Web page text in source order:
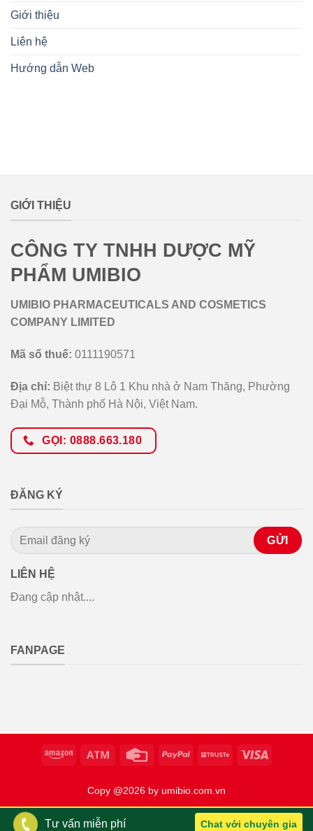
Giới thiệu
Liên hệ
Hướng dẫn Web
GIỚI THIỆU
CÔNG TY TNHH DƯỢC MỸ
PHẨM UMIBIO
UMIBIO PHARMACEUTICALS AND COSMETICS
COMPANY LIMITED
Mã số thuế: 0111190571
Địa chỉ: Biệt thự 8 Lô 1 Khu nhà ở Nam Thăng, Phường
Đại Mỗ, Thành phố Hà Nội, Việt Nam.
GỌI: 0888.663.180
ĐĂNG KÝ
LIÊN HỆ
Đang cập nhật....
FANPAGE
Copy @2026 by umibio.com.vn
Tư vấn miễn phí Chat với chuyên gia